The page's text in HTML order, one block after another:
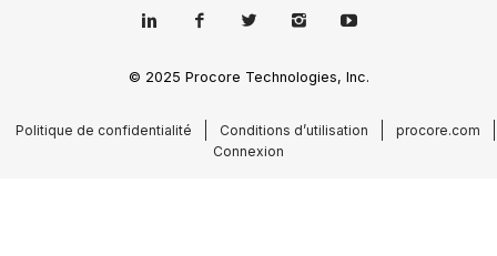
© 2025 Procore Technologies, Inc.
Politique de confidentialité Conditions d’utilisation
procore.com
Connexion